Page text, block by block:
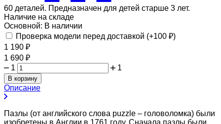
60 деталей. Предназначен для детей старше 3 лет.
Наличие на складе
Основной: В наличии
Проверка модели перед доставкой (+100 ₽)
1 190 ₽
1 690 ₽
1
1
В корзину
Описание
Пазлы (от английского слова puzzle – головоломка) были
изобретены в Англии в 1761 году. Сначала пазлы были